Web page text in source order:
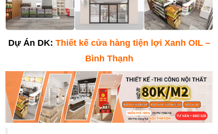
Dự Án DK: Thiết kế cửa hàng tiện lợi Xanh OIL –
Bình Thạnh